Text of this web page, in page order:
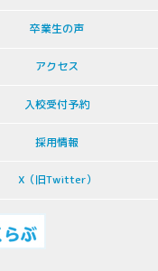
卒業生の声
アクセス
入校受付予約
採用情報
X（旧Twitter）